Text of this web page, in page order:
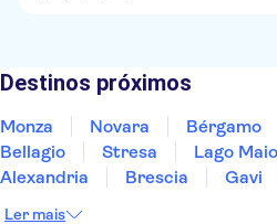
Destinos próximos
Monza Novara Bérgamo
Bellagio
Stresa Lago
Alexandria
Brescia Gavi
Ler mais